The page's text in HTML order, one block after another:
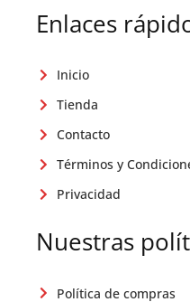
Enlaces
Inicio
Tienda
Contacto
Términos y
Privacidad
Nuestras
Política de compras